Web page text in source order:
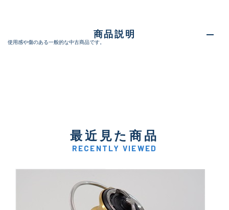
商品説明
使用感や傷のある一般的な中古商品です。
最近見た商品
RECENTLY VIEWED